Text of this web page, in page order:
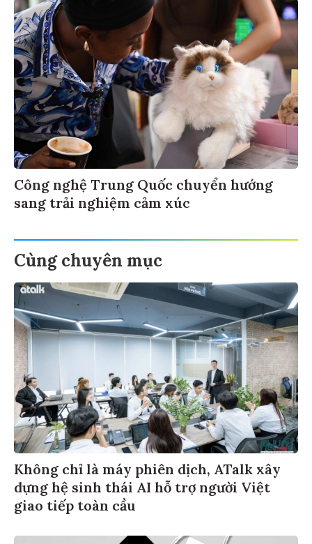
Công nghệ Trung Quốc chuyển hướng
sang trải nghiệm cảm xúc
Cùng chuyên mục
Không chỉ là máy phiên dịch, ATalk xây
dựng hệ sinh thái AI hỗ trợ người Việt
giao tiếp toàn cầu